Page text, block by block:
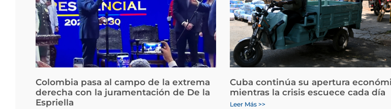
Colombia pasa al campo de la extrema
derecha con la juramentación de De la
Espriella
Cuba continúa su apertura
mientras la crisis escuece cada día
Leer Más >>